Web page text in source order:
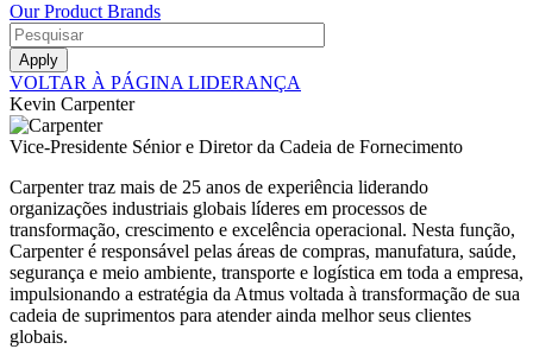
Our Product Brands
VOLTAR À PÁGINA LIDERANÇA
Kevin Carpenter
Vice-Presidente Sénior e Diretor da Cadeia de Fornecimento
Carpenter traz mais de 25 anos de experiência liderando
organizações industriais globais líderes em processos de
transformação, crescimento e excelência operacional. Nesta função,
Carpenter é responsável pelas áreas de compras, manufatura, saúde,
segurança e meio ambiente, transporte e logística em toda a empresa,
impulsionando a estratégia da Atmus voltada à transformação de sua
cadeia de suprimentos para atender ainda melhor seus clientes
globais.